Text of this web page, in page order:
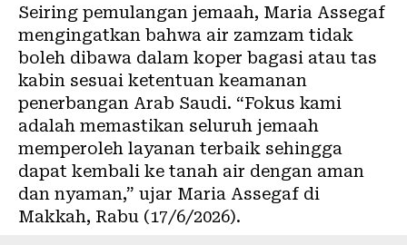
Seiring pemulangan jemaah, Maria Assegaf
mengingatkan bahwa air zamzam tidak
boleh dibawa dalam koper bagasi atau tas
kabin sesuai ketentuan keamanan
penerbangan Arab Saudi. “Fokus kami
adalah memastikan seluruh jemaah
memperoleh layanan terbaik sehingga
dapat kembali ke tanah air dengan aman
dan nyaman,” ujar Maria Assegaf di
Makkah, Rabu (17/6/2026).